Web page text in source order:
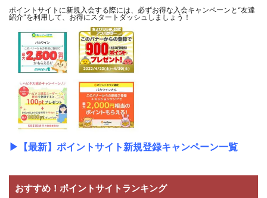
ポイントサイトに新規入会する際には、必ずお得な入会キャンペーンと“友達
紹介”を利用して、お得にスタートダッシュしましょう！
▶ 【最新】ポイントサイト新規登録キャンペーン一覧
おすすめ！ポイントサイトランキング